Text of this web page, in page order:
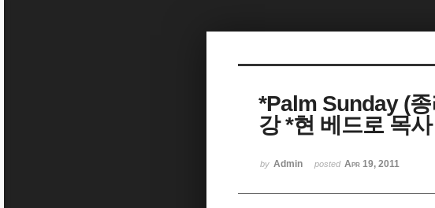
*Palm Sunday (
강 *현 베드로 목사
by Admin posted Apr 19, 2011
Sketchbook5, 스케치북5
Sketchbook5, 스케치북5